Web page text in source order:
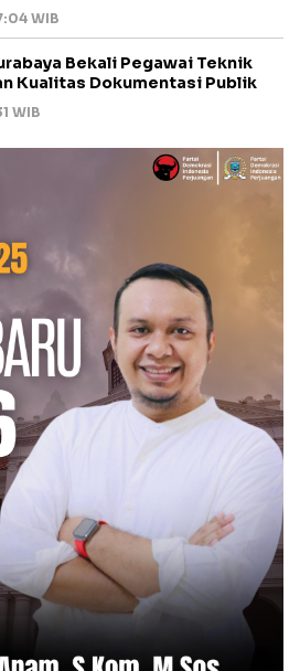
WIB
Bekali Pegawai Teknik
Kualitas Dokumentasi Publik
WIB